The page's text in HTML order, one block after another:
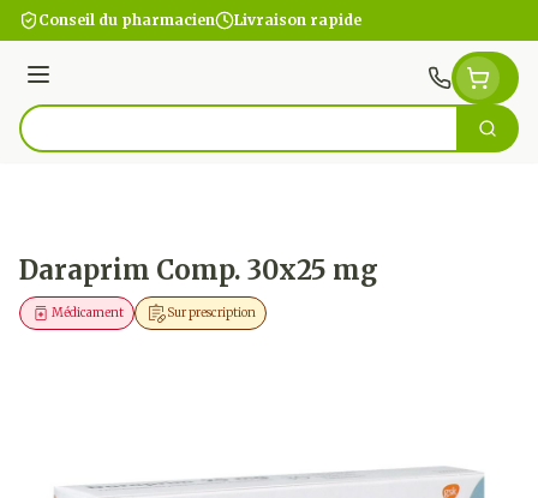
Aller au contenu
Conseil du pharmacien Livraison rapide
Menu
Rechercher
Daraprim Comp. 30x25 mg
Sur prescription
Médicament